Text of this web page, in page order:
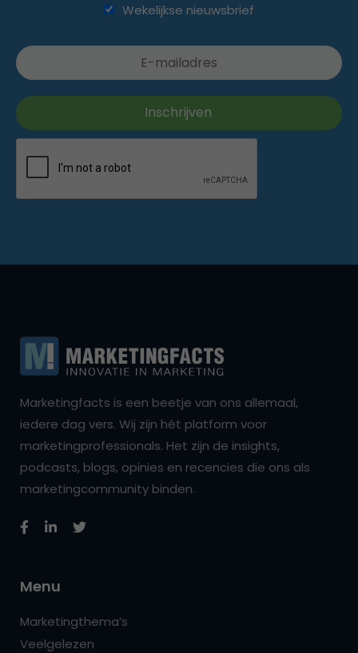
Wekelijkse nieuwsbrief
Marketingfacts is een beetje van ons allemaal,
iedere dag vers. Wij zijn hét platform voor
marketingprofessionals. Het zijn de insights,
podcasts, blogs, opinies en recencies die ons als
marketingcommunity binden.
Menu
Marketingthema’s
Veelgelezen